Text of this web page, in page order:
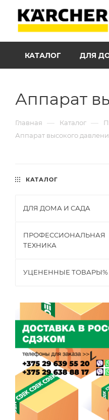
КАТАЛОГ ДЛЯ
Аппарат
Главная — Каталог —
Аппарат высокого
КАТАЛОГ
ДЛЯ ДОМА И САДА
ПРОФЕССИОНАЛЬНАЯ
ТЕХНИКА
УЦЕНЕННЫЕ ТОВАРЫ%